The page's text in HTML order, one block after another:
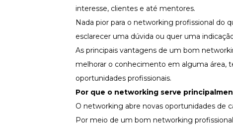
interesse, clientes e até mentores.
Nada pior para o networking profissional do
esclarecer uma dúvida ou quer uma
As principais vantagens de um bom
melhorar o conhecimento em alguma área,
oportunidades profissionais.
Por que o networking serve
O networking abre novas oportunidades de
Por meio de um bom networking